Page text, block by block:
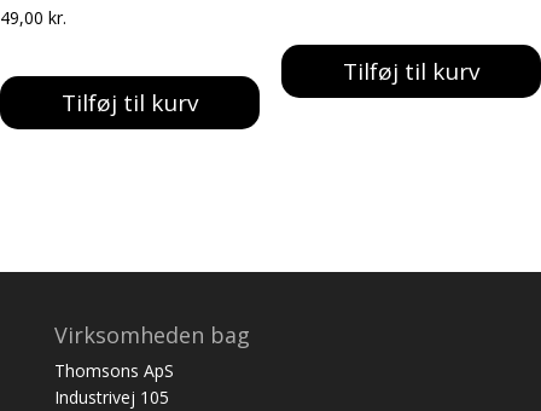
49,00 kr.
Tilføj til kurv
Tilføj til kurv
Virksomheden bag
Thomsons ApS
Industrivej 105